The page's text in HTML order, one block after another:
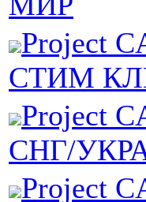
Project
СТИМ
Project
СНГ/
Project